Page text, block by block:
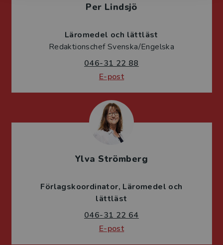
Per Lindsjö
Läromedel och lättläst
Redaktionschef Svenska/Engelska
046-31 22 88
E-post
Ylva Strömberg
Förlagskoordinator Läromedel och
lättläst
046-31 22 64
E-post